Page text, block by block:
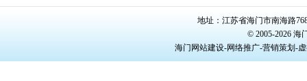
地址：江苏省海门市南海路
© 2005-2026
海门网站建设-网络推广-营销策划-